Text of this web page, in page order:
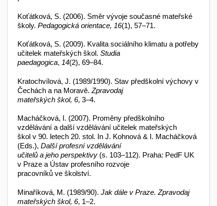
Koťátková, S. (2006). Směr vývoje současné mateřské
školy. Pedagogická orientace, 16(1), 57–71.
Koťátková, S. (2009). Kvalita sociálního klimatu a potřeby
učitelek mateřských škol. Studia
paedagogica, 14(2), 69–84.
Kratochvílová, J. (1989/1990). Stav předškolní výchovy v
Čechách a na Moravě. Zpravodaj
mateřských škol, 6, 3–4.
Macháčková, I. (2007). Proměny předškolního
vzdělávání a další vzdělávání učitelek mateřských
škol v 90. letech 20. stol. In J. Kohnová & I. Macháčková
(Eds.), Další profesní vzdělávání
učitelů a jeho perspektivy (s. 103–112). Praha: PedF UK
v Praze a Ústav profesního rozvoje
pracovníků ve školství.
Minaříková, M. (1989/90). Jak dále v Praze. Zpravodaj
mateřských škol, 6, 1–2.